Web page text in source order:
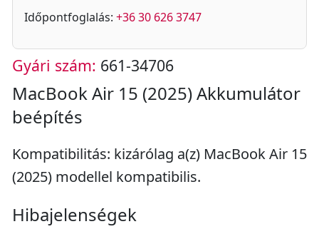
Időpontfoglalás: +36 30 626 3747
Gyári szám: 661-34706
MacBook Air 15 (2025) Akkumulátor
beépítés
Kompatibilitás: kizárólag a(z) MacBook Air 15
(2025) modellel kompatibilis.
Hibajelenségek